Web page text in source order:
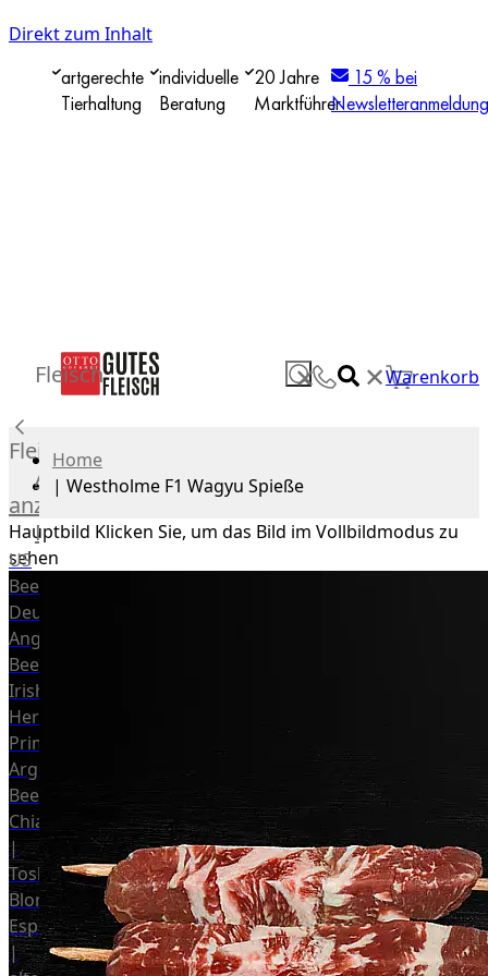
Direkt zum Inhalt
artgerechte
Tierhaltung
individuelle
Beratung
20 Jahre
Marktführer
15 % bei
Newsletteranmeldung
✕ ✕Warenkorb
Fleisch
Fleisch
Alle
anzeigen
Rind
US
Beef
Deutsches
Angus
Beef
Irish
Hereford
Prime
Argentina
Beef
Chianina
|
Toskana
Blonda
Espanola
|
Home
| Westholme F1 Wagyu Spieße
Hauptbild Klicken Sie, um das Bild im Vollbildmodus zu
sehen